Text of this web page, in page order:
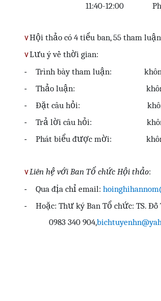
11:40-12:00
vHội thảo có 4 tiểu ban, 55 tham
vLưu ý về thời gian:
- Trình bày tham luận:
- Thảo luận:
- Đặt câu hỏi:
- Trả lời câu hỏi:
- Phát biểu được mời:
vLiên hệ với Ban Tổ chức Hội thảo:
- Qua địa chỉ email:
-
Hoặc: Thư ký Ban Tổ chức: TS.
0983 340 904,